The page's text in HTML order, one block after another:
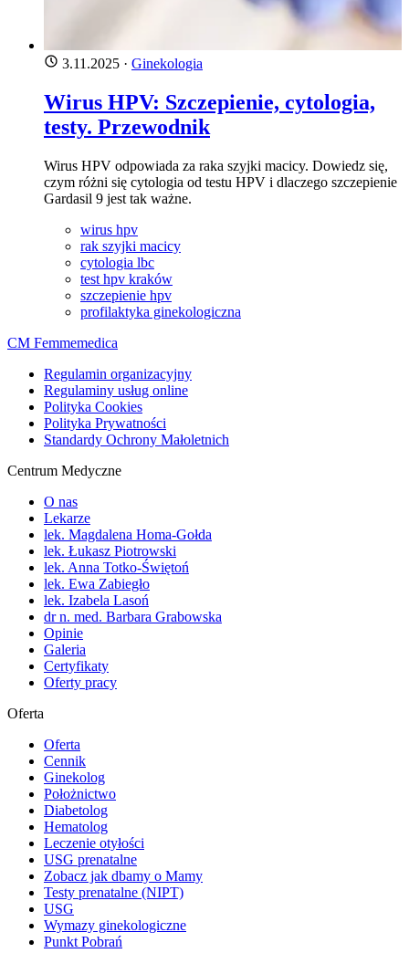
3.11.2025 · Ginekologia
Wirus HPV: Szczepienie, cytologia,
testy. Przewodnik
Wirus HPV odpowiada za raka szyjki macicy. Dowiedz się,
czym różni się cytologia od testu HPV i dlaczego szczepienie
Gardasil 9 jest tak ważne.
wirus hpv
rak szyjki macicy
cytologia lbc
test hpv kraków
szczepienie hpv
profilaktyka ginekologiczna
CM Femmemedica
Regulamin organizacyjny
Regulaminy usług online
Polityka Cookies
Polityka Prywatności
Standardy Ochrony Małoletnich
Centrum Medyczne
O nas
Lekarze
lek. Magdalena Homa-Gołda
lek. Łukasz Piotrowski
lek. Anna Totko-Świętoń
lek. Ewa Zabiegło
lek. Izabela Lasoń
dr n. med. Barbara Grabowska
Opinie
Galeria
Certyfikaty
Oferty pracy
Oferta
Oferta
Cennik
Ginekolog
Położnictwo
Diabetolog
Hematolog
Leczenie otyłości
USG prenatalne
Zobacz jak dbamy o Mamy
Testy prenatalne (NIPT)
USG
Wymazy ginekologiczne
Punkt Pobrań